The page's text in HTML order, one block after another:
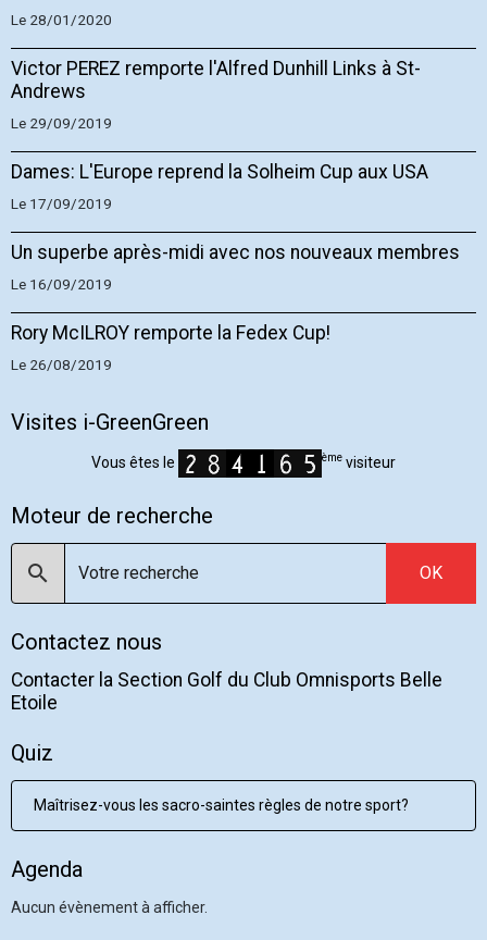
Le 28/01/2020
Victor PEREZ remporte l'Alfred Dunhill Links à St-
Andrews
Le 29/09/2019
Dames: L'Europe reprend la Solheim Cup aux USA
Le 17/09/2019
Un superbe après-midi avec nos nouveaux membres
Le 16/09/2019
Rory McILROY remporte la Fedex Cup!
Le 26/08/2019
Visites i-GreenGreen
Vous êtes le ème visiteur
Moteur de recherche
OK
Contactez nous
Contacter la Section Golf du Club Omnisports Belle
Etoile
Quiz
Maîtrisez-vous les sacro-saintes règles de notre sport?
Agenda
Aucun évènement à afficher.